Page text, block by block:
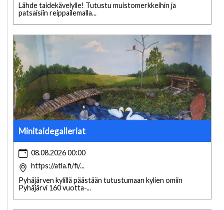
Lähde taidekävelylle! Tutustu muistomerkkeihin ja
patsaisiin reippailemalla...
Minitaidegalleriat
08.08.2026 00:00
https://atla.fi/fi/...
Pyhäjärven kylillä päästään tutustumaan kylien omiin
Pyhäjärvi 160 vuotta-...